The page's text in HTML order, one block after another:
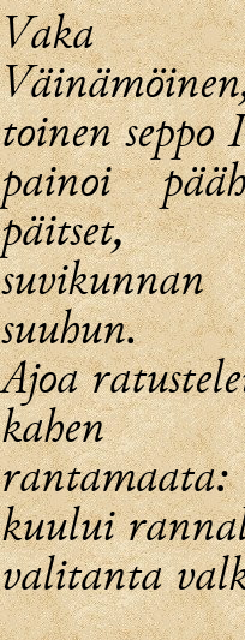
Vaka
toinen
painoi
päitset,
suuhun.
Ajoa
kahen
rantamaata:
kuului
valitanta